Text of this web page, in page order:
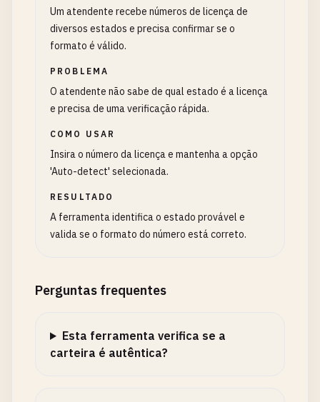
Um atendente recebe números de licença de
diversos estados e precisa confirmar se o
formato é válido.
PROBLEMA
O atendente não sabe de qual estado é a licença
e precisa de uma verificação rápida.
COMO USAR
Insira o número da licença e mantenha a opção
'Auto-detect' selecionada.
RESULTADO
A ferramenta identifica o estado provável e
valida se o formato do número está correto.
Perguntas frequentes
Esta ferramenta verifica se a
carteira é autêntica?